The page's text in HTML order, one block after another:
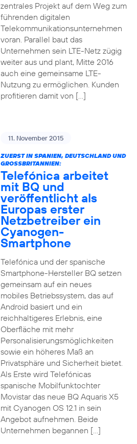
zentrales Projekt auf dem Weg zum
führenden digitalen
Telekommunikationsunternehmen
voran. Parallel baut das
Unternehmen sein LTE-Netz zügig
weiter aus und plant, Mitte 2016
auch eine gemeinsame LTE-
Nutzung zu ermöglichen. Kunden
profitieren damit von […]
11. November 2015
ZUERST IN SPANIEN, DEUTSCHLAND UND
GROSSBRITANNIEN:
Telefónica arbeitet
mit BQ und
veröffentlicht als
Europas erster
Netzbetreiber ein
Cyanogen-
Smartphone
Telefónica und der spanische
Smartphone-Hersteller BQ setzen
gemeinsam auf ein neues
mobiles Betriebssystem, das auf
Android basiert und ein
reichhaltigeres Erlebnis, eine
Oberfläche mit mehr
Personalisierungsmöglichkeiten
sowie ein höheres Maß an
Privatsphäre und Sicherheit bietet.
Als Erste wird Telefónicas
spanische Mobilfunktochter
Movistar das neue BQ Aquaris X5
mit Cyanogen OS 12.1 in sein
Angebot aufnehmen. Beide
Unternehmen begannen […]